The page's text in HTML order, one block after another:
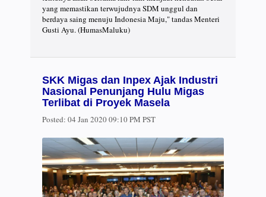
yang memastikan terwujudnya SDM unggul dan
berdaya saing menuju Indonesia Maju," tandas Menteri
Gusti Ayu. (HumasMaluku)
SKK Migas dan Inpex Ajak Industri
Nasional Penunjang Hulu Migas
Terlibat di Proyek Masela
Posted: 04 Jan 2020 09:10 PM PST